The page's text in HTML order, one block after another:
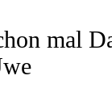
mal